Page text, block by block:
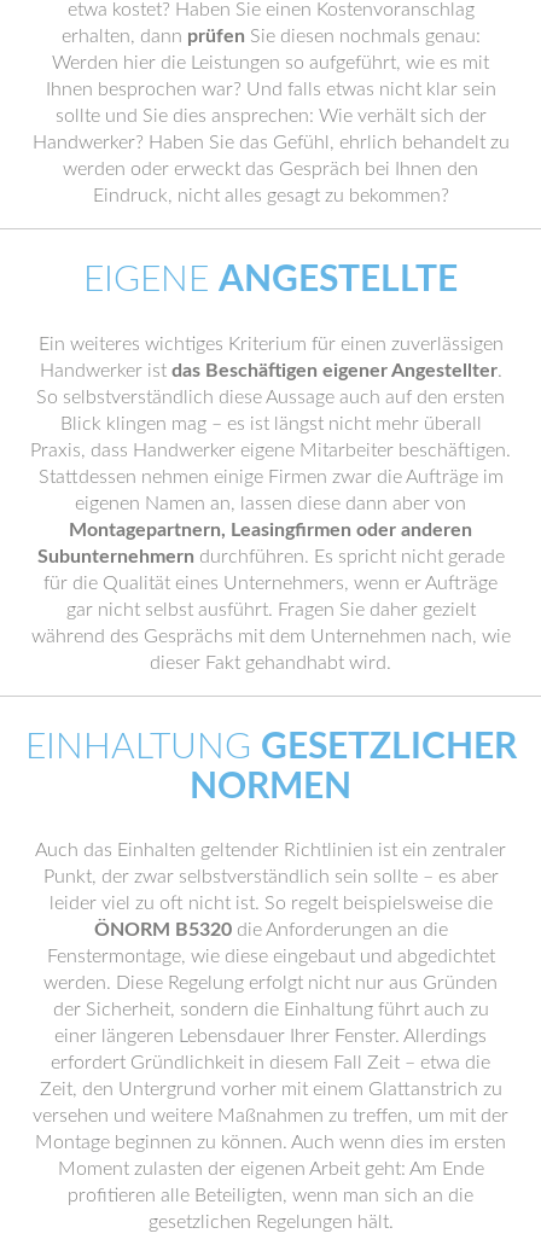
etwa kostet? Haben Sie einen Kostenvoranschlag
erhalten, dann prüfen Sie diesen nochmals genau:
Werden hier die Leistungen so aufgeführt, wie es mit
Ihnen besprochen war? Und falls etwas nicht klar sein
sollte und Sie dies ansprechen: Wie verhält sich der
Handwerker? Haben Sie das Gefühl, ehrlich behandelt zu
werden oder erweckt das Gespräch bei Ihnen den
Eindruck, nicht alles gesagt zu bekommen?
EIGENE ANGESTELLTE
Ein weiteres wichtiges Kriterium für einen zuverlässigen
Handwerker ist das Beschäftigen eigener Angestellter.
So selbstverständlich diese Aussage auch auf den ersten
Blick klingen mag – es ist längst nicht mehr überall
Praxis, dass Handwerker eigene Mitarbeiter beschäftigen.
Stattdessen nehmen einige Firmen zwar die Aufträge im
eigenen Namen an, lassen diese dann aber von
Montagepartnern, Leasingfirmen oder anderen
Subunternehmern durchführen. Es spricht nicht gerade
für die Qualität eines Unternehmers, wenn er Aufträge
gar nicht selbst ausführt. Fragen Sie daher gezielt
während des Gesprächs mit dem Unternehmen nach, wie
dieser Fakt gehandhabt wird.
EINHALTUNG GESETZLICHER
NORMEN
Auch das Einhalten geltender Richtlinien ist ein zentraler
Punkt, der zwar selbstverständlich sein sollte – es aber
leider viel zu oft nicht ist. So regelt beispielsweise die
ÖNORM B5320die Anforderungen an die
Fenstermontage, wie diese eingebaut und abgedichtet
werden. Diese Regelung erfolgt nicht nur aus Gründen
der Sicherheit, sondern die Einhaltung führt auch zu
einer längeren Lebensdauer Ihrer Fenster. Allerdings
erfordert Gründlichkeit in diesem Fall Zeit – etwa die
Zeit, den Untergrund vorher mit einem Glattanstrich zu
versehen und weitere Maßnahmen zu treffen, um mit der
Montage beginnen zu können. Auch wenn dies im ersten
Moment zulasten der eigenen Arbeit geht: Am Ende
profitieren alle Beteiligten, wenn man sich an die
gesetzlichen Regelungen hält.